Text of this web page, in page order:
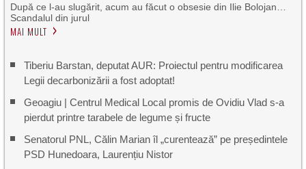
După ce l-au slugărit, acum au făcut o obsesie din Ilie Bolojan…
Scandalul din jurul
MAI MULT
Tiberiu Barstan, deputat AUR: Proiectul pentru modificarea
Legii decarbonizării a fost adoptat!
Geoagiu | Centrul Medical Local promis de Ovidiu Vlad s-a
pierdut printre tarabele de legume și fructe
Senatorul PNL, Călin Marian îl „curentează” pe președintele
PSD Hunedoara, Laurențiu Nistor